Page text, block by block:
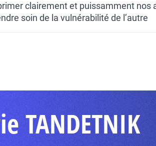
clairement et puissamment nos
soin de la vulnérabilité de l’autre
TANDETNIK